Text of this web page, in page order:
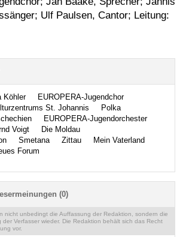
Ulf Paulsen, Cantor; Leitung:
Köhler
EUROPERA-Jugendchor
St. Johannis
Polka
EUROPERA-Jugendorchester
Voigt
Die Moldau
Smetana Zittau
Mein Vaterland
Forum
(0)
nicht unbedingt die Auffassung der Redaktion, sondern die
der Verfasser wieder. Die Redaktion behält sich das Recht
vor.